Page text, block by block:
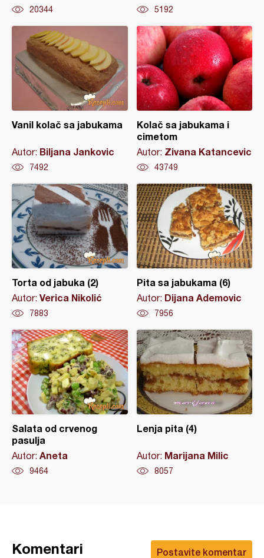
20344 5192
Vanil kolač sa jabukama
Autor: Biljana Jankovic
7492
Kolač sa jabukama i
cimetom
Autor: Zivana Katancevic
43749
Torta od jabuka (2)
Autor: Verica Nikolić
7883
Pita sa jabukama (6)
Autor: Dijana Ademovic
7956
Salata od crvenog
pasulja
Autor: Aneta
9464
Lenja pita (4)
Autor: Marijana Milic
8057
Postavite komentar
Komentari